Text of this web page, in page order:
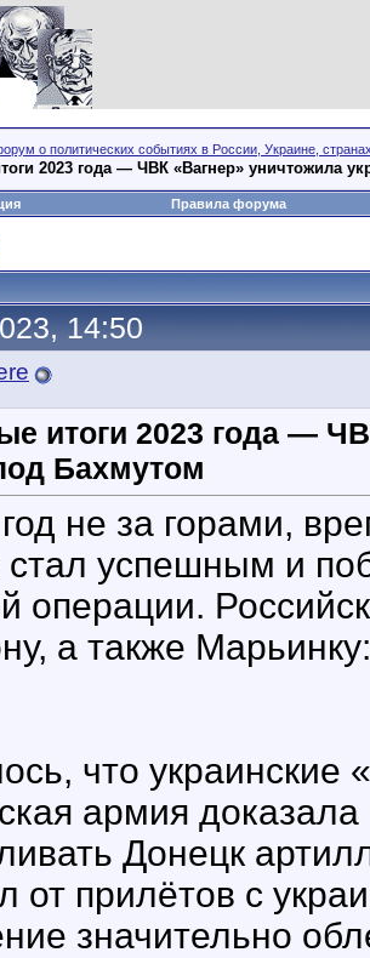
о политических событиях в России, Украине,
2023 года — ЧВК «Вагнер» уничтожила
Правила форума
14:50
итоги 2023 года —
Бахмутом
не за горами,
стал успешным и
операции.
а также
что украинские
армия
Донецк
от прилётов с
значительно